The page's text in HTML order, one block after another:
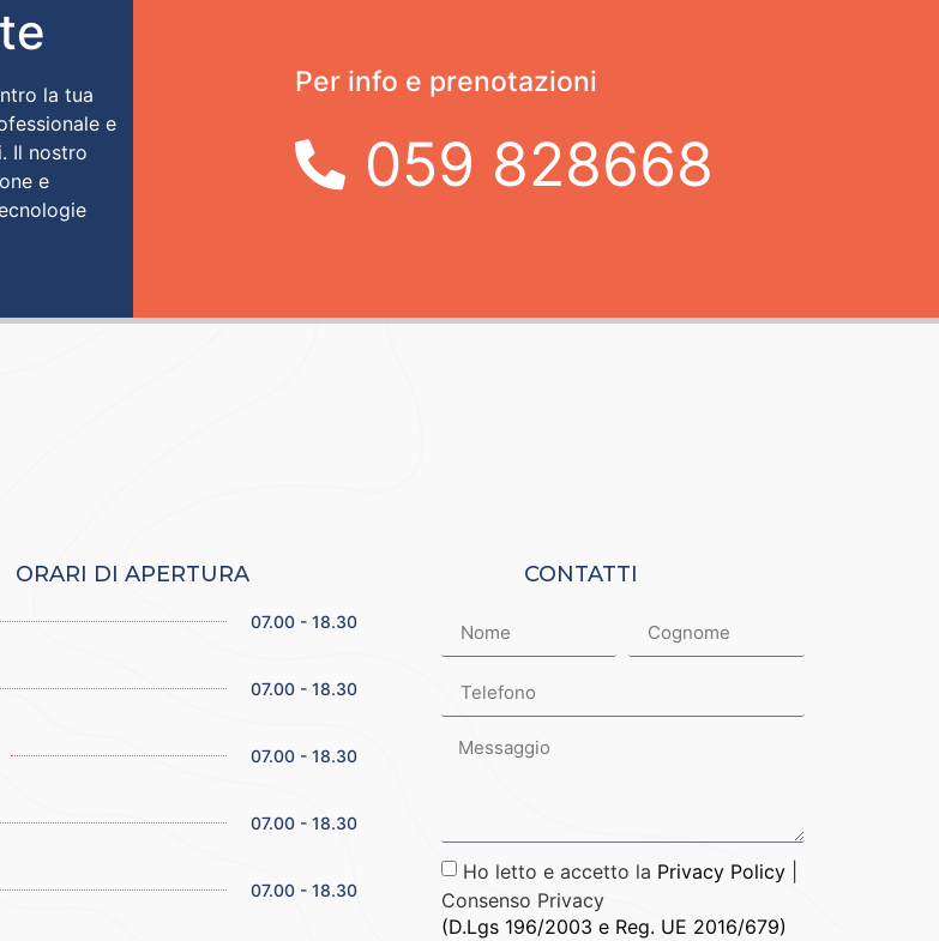
la tua
e
Il nostro
e
Per info e prenotazioni
059 828668
ORARI DI APERTURA
07.00 - 18.30
07.00 - 18.30
07.00 - 18.30
07.00 - 18.30
07.00 - 18.30
CONTATTI
Ho letto e accetto la Privacy Policy|
Consenso Privacy
(D.Lgs 196/2003 e Reg. UE 2016/679)